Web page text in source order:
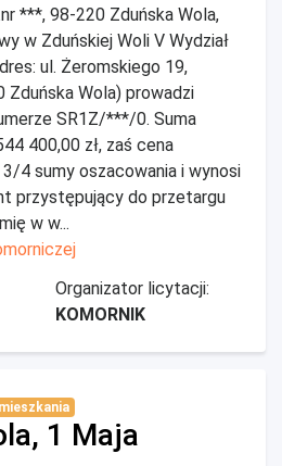
***, 98-220 Zduńska Wola,
w Zduńskiej Woli V Wydział
ul. Żeromskiego 19,
Zduńska Wola) prowadzi
SR1Z/***/0. Suma
400,00 zł, zaś cena
4 sumy oszacowania i wynosi
przystępujący do przetargu
w w...
Organizator licytacji:
KOMORNIK
1 Maja